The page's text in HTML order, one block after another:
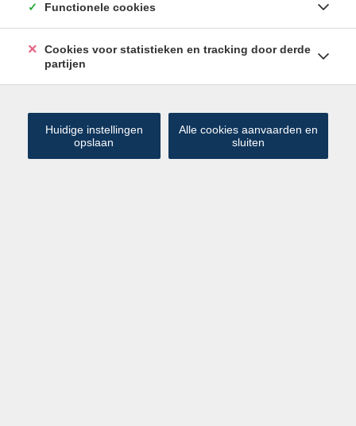
MEEST RECENTE
Functionele cookies
Cookies voor statistieken en tracking door derde
partijen
Huidige instellingen
opslaan
Alle cookies aanvaarden en
sluiten